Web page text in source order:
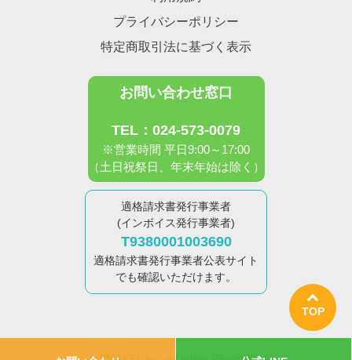
TOP
プライバシーポリシー
特定商取引法に基づく表示
お問い合わせ窓口
TEL：024-573-0079
※営業時間 平日9:00～17:00
（土日祝祭日、年末年始は除く）
適格請求書発行事業者
(インボイス発行事業者)
T9380001003690
適格請求書発行事業者公表サイト
でも確認いただけます。